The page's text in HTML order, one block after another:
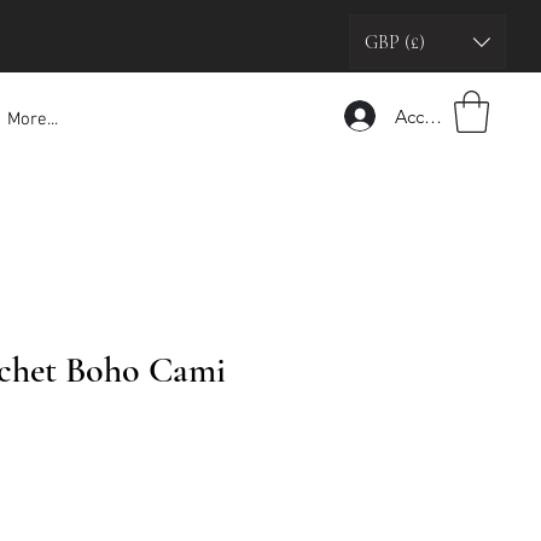
GBP (£)
More... Accedi
Boho Cami